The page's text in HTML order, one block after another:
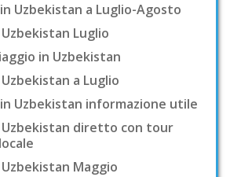
Uzbekistan a Luglio-Agosto
Luglio
in Uzbekistan
a Luglio
Uzbekistan informazione utile
Uzbekistan diretto con tour
Maggio